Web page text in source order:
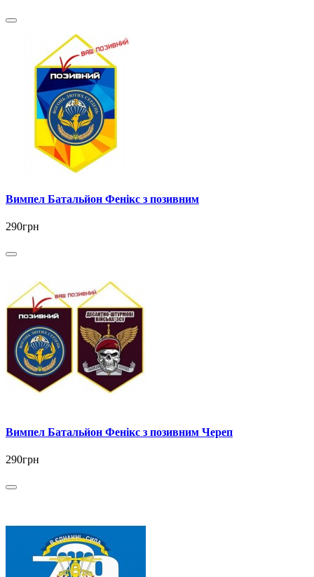
Вимпел Батальйон Фенікс з позивним
290грн
Вимпел Батальйон Фенікс з позивним Череп
290грн